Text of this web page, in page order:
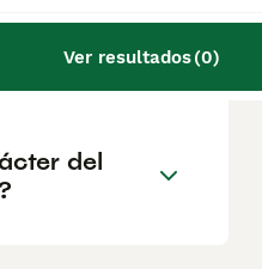
Ver resultados(0)
cachorro
del